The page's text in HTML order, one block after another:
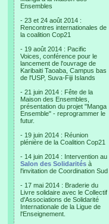
Ensembles
- 23 et 24 août 2014 :
Rencontres internationales de
la coalition Cop21
- 19 août 2014 : Pacific
Voices, conférence pour le
lancement de l'ouvrage de
Karibaiti Taoaba, Campus bas
de l'USP, Suva-Fiji Islands
- 21 juin 2014 : Fête de la
Maison des Ensembles,
présentation du projet "Manga
Ensemble" - reprogrammer le
futur.
- 19 juin 2014 : Réunion
plénière de la Coalition Cop21
- 14 juin 2014 : Intervention au
Salon des Solidarités à
l'invitation de Coordination Sud
- 17 mai 2014 : Braderie du
Livre solidaire avec le Collectif
d'Associations de Solidarité
Internationale de la Ligue de
l'Enseignement.